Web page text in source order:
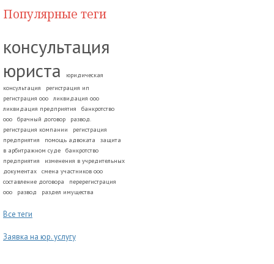
Популярные теги
консультация
юриста
юридическая
консультация
регистрация ип
регистрация ооо
ликвидация ооо
ликвидация предприятия
банкротство
ооо
брачный договор
развод.
регистрация компании
регистрация
предприятия
помощь адвоката
защита
в арбитражном суде
банкротство
предприятия
изменения в учредительных
документах
смена участников ооо
составление договора
перерегистрация
ооо
развод раздел имущества
Все теги
Заявка на юр. услугу